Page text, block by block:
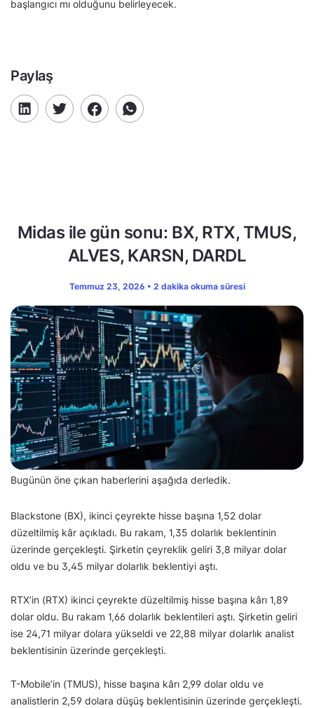
başlangıcı mı olduğunu belirleyecek.
Paylaş
Midas ile gün sonu: BX, RTX, TMUS,
ALVES, KARSN, DARDL
Temmuz 23, 2026 • 2 dakika okuma süresi
Bugünün öne çıkan haberlerini aşağıda derledik.
Blackstone (BX), ikinci çeyrekte hisse başına 1,52 dolar
düzeltilmiş kâr açıkladı. Bu rakam, 1,35 dolarlık beklentinin
üzerinde gerçekleşti. Şirketin çeyreklik geliri 3,8 milyar dolar
oldu ve bu 3,45 milyar dolarlık beklentiyi aştı.
RTX’in (RTX) ikinci çeyrekte düzeltilmiş hisse başına kârı 1,89
dolar oldu. Bu rakam 1,66 dolarlık beklentileri aştı. Şirketin geliri
ise 24,71 milyar dolara yükseldi ve 22,88 milyar dolarlık analist
beklentisinin üzerinde gerçekleşti.
T-Mobile’in (TMUS), hisse başına kârı 2,99 dolar oldu ve
analistlerin 2,59 dolara düşüş beklentisinin üzerinde gerçekleşti.